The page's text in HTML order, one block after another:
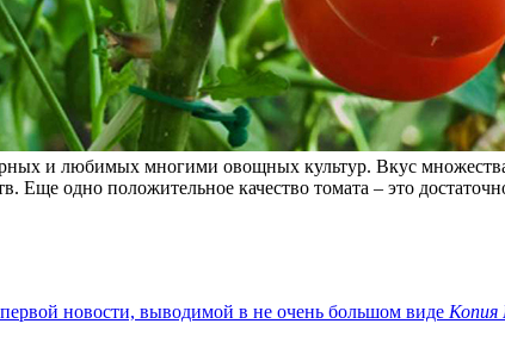
и любимых многими овощных культур. Вкус
Еще одно положительное качество томата – это
Копия